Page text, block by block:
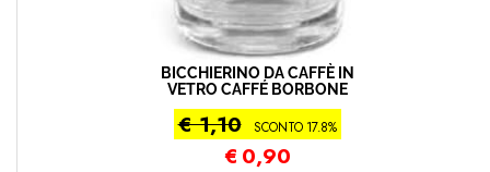
BICCHIERINO DA CAFFÈ IN
VETRO CAFFÉ BORBONE
€ 1,10 SCONTO 17.8%
€ 0,90